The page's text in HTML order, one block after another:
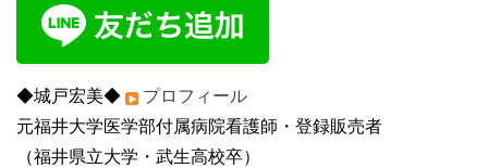
◆城戸宏美◆
プロフィール
元福井大学医学部付属病院看護師・登録販売者
（福井県立大学・武生高校卒）